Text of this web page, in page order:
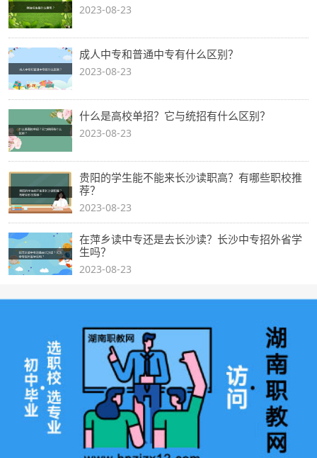
2023-08-23
成人中专和普通中专有什么区别？
2023-08-23
什么是高校单招？它与统招有什么区别？
2023-08-23
贵阳的学生能不能来长沙读职高？有哪些职校推
荐？
2023-08-23
在萍乡读中专还是去长沙读？长沙中专招外省学
生吗？
2023-08-23